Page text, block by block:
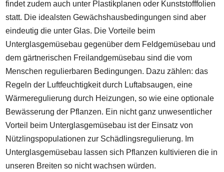
findet zudem auch unter Plastikplanen oder Kunststofffolien
statt. Die idealsten Gewächshausbedingungen sind aber
eindeutig die unter Glas. Die Vorteile beim
Unterglasgemüsebau gegenüber dem Feldgemüsebau und
dem gärtnerischen Freilandgemüsebau sind die vom
Menschen regulierbaren Bedingungen. Dazu zählen: das
Regeln der Luftfeuchtigkeit durch Luftabsaugen, eine
Wärmeregulierung durch Heizungen, so wie eine optionale
Bewässerung der Pflanzen. Ein nicht ganz unwesentlicher
Vorteil beim Unterglasgemüsebau ist der Einsatz von
Nützlingspopulationen zur Schädlingsregulierung. Im
Unterglasgemüsebau lassen sich Pflanzen kultivieren die in
unseren Breiten so nicht wachsen würden.